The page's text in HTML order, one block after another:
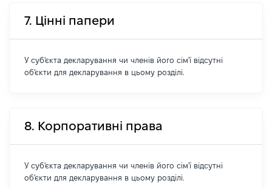
7. Цінні папери
У суб'єкта декларування чи членів його сім'ї відсутні
об'єкти для декларування в цьому розділі.
8. Корпоративні права
У суб'єкта декларування чи членів його сім'ї відсутні
об'єкти для декларування в цьому розділі.